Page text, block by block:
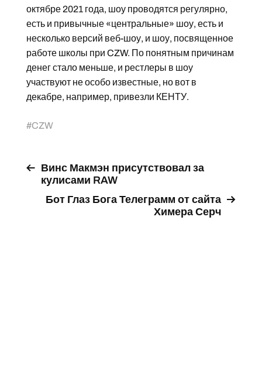
октябре 2021 года, шоу проводятся регулярно,
есть и привычные «центральные» шоу, есть и
несколько версий веб-шоу, и шоу, посвященное
работе школы при CZW. По понятным причинам
денег стало меньше, и рестлеры в шоу
участвуют не особо известные, но вот в
декабре, например, привезли КЕНТУ.
#CZW
Винс Макмэн присутствовал за
кулисами RAW
Бот Глаз Бога Телеграмм от сайта
Химера Серч